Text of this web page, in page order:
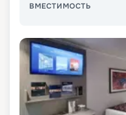
ВМЕСТИМОСТЬ